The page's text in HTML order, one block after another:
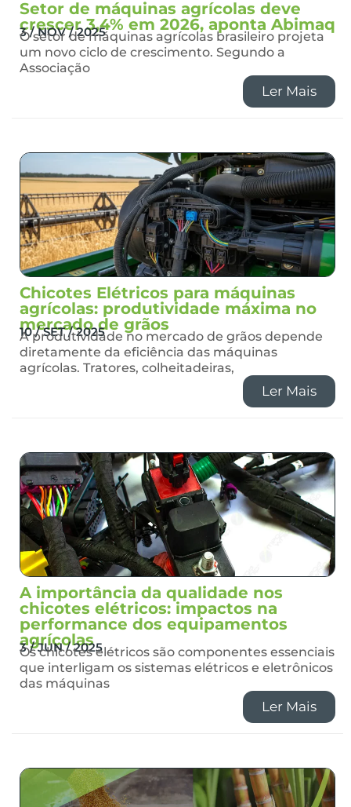
Setor de máquinas agrícolas deve
crescer 3,4% em 2026, aponta Abimaq
3 / NOV / 2025
O setor de máquinas agrícolas brasileiro projeta
um novo ciclo de crescimento. Segundo a
Associação
Ler Mais
Chicotes Elétricos para máquinas
agrícolas: produtividade máxima no
mercado de grãos
10 / SET / 2025
A produtividade no mercado de grãos depende
diretamente da eficiência das máquinas
agrícolas. Tratores, colheitadeiras,
Ler Mais
A importância da qualidade nos
chicotes elétricos: impactos na
performance dos equipamentos
agrícolas
3 / JUN / 2025
Os chicotes elétricos são componentes essenciais
que interligam os sistemas elétricos e eletrônicos
das máquinas
Ler Mais